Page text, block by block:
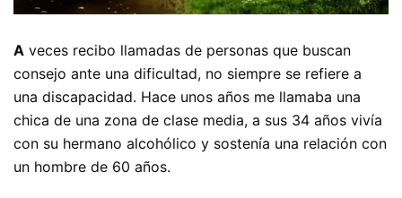
A veces recibo llamadas de personas que buscan
consejo ante una dificultad, no siempre se refiere a
una discapacidad. Hace unos años me llamaba una
chica de una zona de clase media, a sus 34 años vivía
con su hermano alcohólico y sostenía una relación con
un hombre de 60 años.